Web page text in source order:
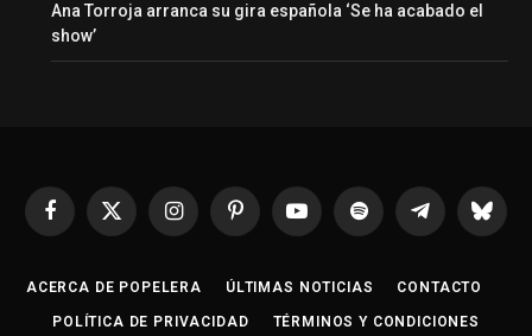
Ana Torroja arranca su gira española ‘Se ha acabado el
show’
Facebook
X
InstagramPinterestYouTubeSpotify Telegrama
ACERCA DE POPELERA ÚLTIMAS NOTICIAS CONTACTO
POLÍTICA DE PRIVACIDAD TÉRMINOS Y CONDICIONES